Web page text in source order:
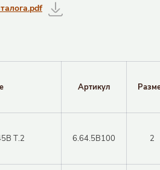
о товаре
Артикул
T.2 6.64.5B100 2
Закрыть